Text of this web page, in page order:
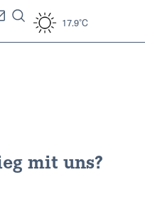
17.9°C
mit uns?